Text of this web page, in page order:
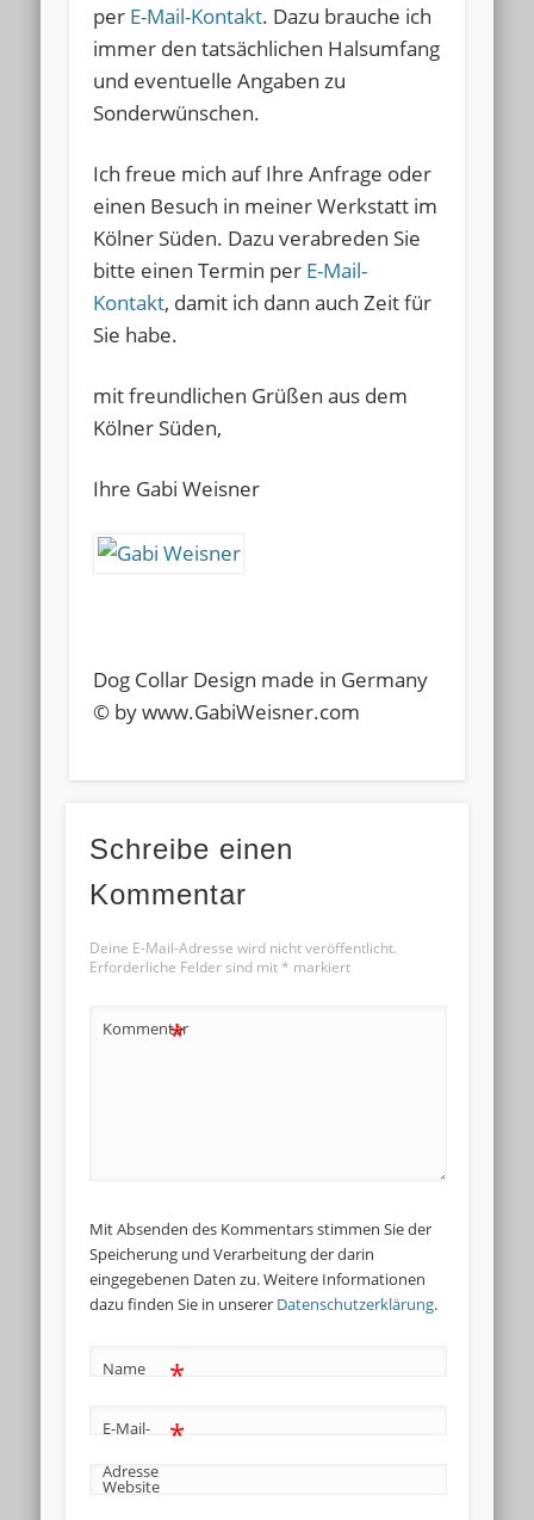
per E-Mail-Kontakt. Dazu brauche ich
immer den tatsächlichen Halsumfang
und eventuelle Angaben zu
Sonderwünschen.
Ich freue mich auf Ihre Anfrage oder
einen Besuch in meiner Werkstatt im
Kölner Süden. Dazu verabreden Sie
bitte einen Termin per E-Mail-
Kontakt, damit ich dann auch Zeit für
Sie habe.
mit freundlichen Grüßen aus dem
Kölner Süden,
Ihre Gabi Weisner
Dog Collar Design made in Germany
© by www.GabiWeisner.com
Schreibe einen
Kommentar
Deine E-Mail-Adresse wird nicht veröffentlicht.
Erforderliche Felder sind mit * markiert
Kommentar
*
Mit Absenden des Kommentars stimmen Sie der
Speicherung und Verarbeitung der darin
eingegebenen Daten zu. Weitere Informationen
dazu finden Sie in unserer Datenschutzerklärung.
Name *
E-Mail-
Adresse
*
Website